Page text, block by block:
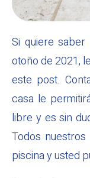
Si quiere
otoño de 2021,
este post.
casa le
libre y es sin
Todos
piscina y usted